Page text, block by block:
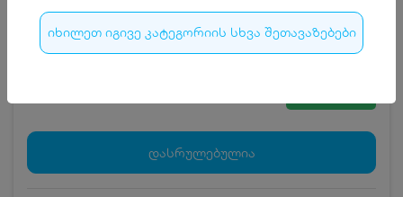
იხილეთ იგივე კატეგორიის სხვა შეთავაზებები
ჯავშნის კოდის ღირებულება 5₾
ჯავშნის კოდი
5 ₾
დამატებითი საწოლი
კვება
0 ₾
დასრულებულია